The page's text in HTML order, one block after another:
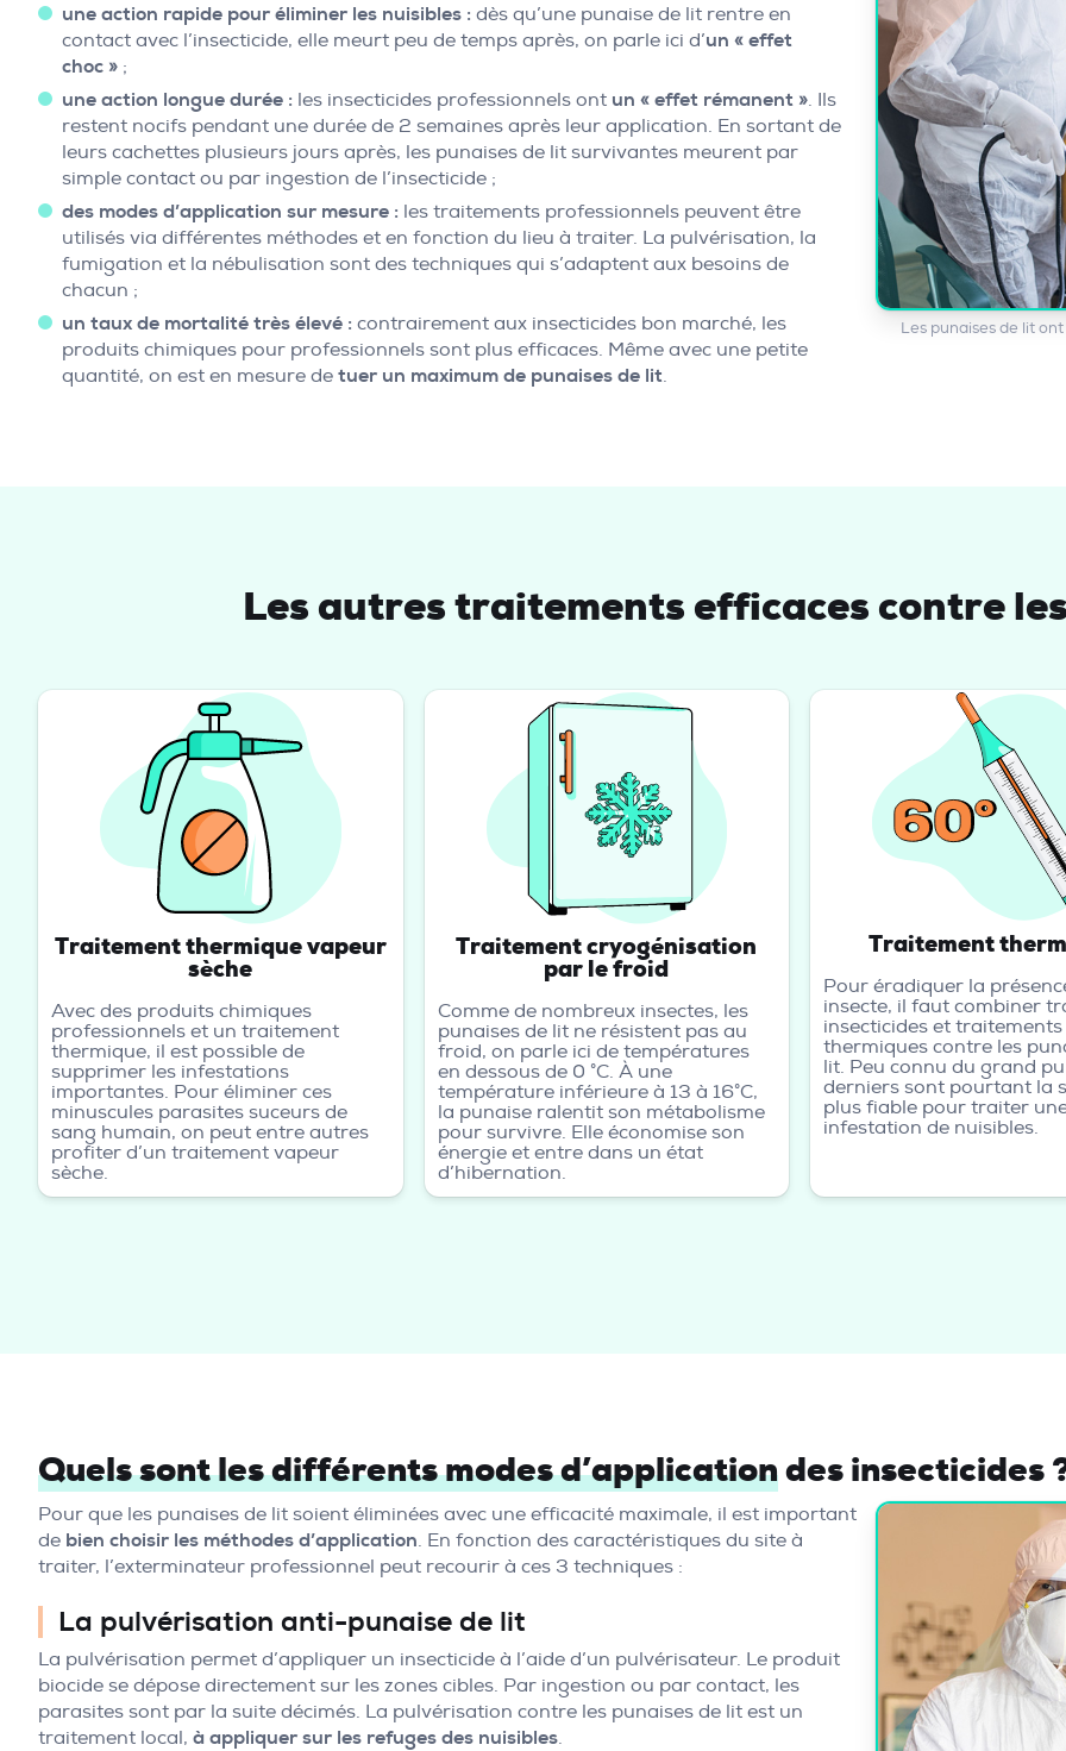
Les punaises de lit
une action rapide pour éliminer les nuisibles : dès qu’une punaise de lit rentre en
contact avec l’insecticide, elle meurt peu de temps après, on parle ici d’un « effet
choc » ;
une action longue durée : les insecticides professionnels ont un « effet rémanent ». Ils
restent nocifs pendant une durée de 2 semaines après leur application. En sortant de
leurs cachettes plusieurs jours après, les punaises de lit survivantes meurent par
simple contact ou par ingestion de l’insecticide ;
des modes d’application sur mesure : les traitements professionnels peuvent être
utilisés via différentes méthodes et en fonction du lieu à traiter. La pulvérisation, la
fumigation et la nébulisation sont des techniques qui s’adaptent aux besoins de
chacun ;
un taux de mortalité très élevé : contrairement aux insecticides bon marché, les
produits chimiques pour professionnels sont plus efficaces. Même avec une petite
quantité, on est en mesure de tuer un maximum de punaises de lit.
Les autres traitements efficaces contre
Traitement thermique vapeur
sèche
Avec des produits chimiques
professionnels et un traitement
thermique, il est possible de
supprimer les infestations
importantes. Pour éliminer ces
minuscules parasites suceurs de
sang humain, on peut entre autres
profiter d’un traitement vapeur
sèche.
Traitement cryogénisation
par le froid
Comme de nombreux insectes, les
punaises de lit ne résistent pas au
froid, on parle ici de températures
en dessous de 0 °C. À une
température inférieure à 13 à 16°C,
la punaise ralentit son métabolisme
pour survivre. Elle économise son
énergie et entre dans un état
d’hibernation.
Traitement
Pour éradiquer la
insecte, il faut combiner
insecticides et traitements
thermiques contre les
lit. Peu connu du grand
derniers sont pourtant la
plus fiable pour traiter
infestation de nuisibles.
Quels sont les différents modes d’applicationdes insecticides
Pour que les punaises de lit soient éliminées avec une efficacité maximale, il est important
de bien choisir les méthodes d’application. En fonction des caractéristiques du site à
traiter, l’exterminateur professionnel peut recourir à ces 3 techniques :
La pulvérisation anti-punaise de lit
La pulvérisation permet d’appliquer un insecticide à l’aide d’un pulvérisateur. Le produit
biocide se dépose directement sur les zones cibles. Par ingestion ou par contact, les
parasites sont par la suite décimés. La pulvérisation contre les punaises de lit est un
traitement local, à appliquer sur les refuges des nuisibles.